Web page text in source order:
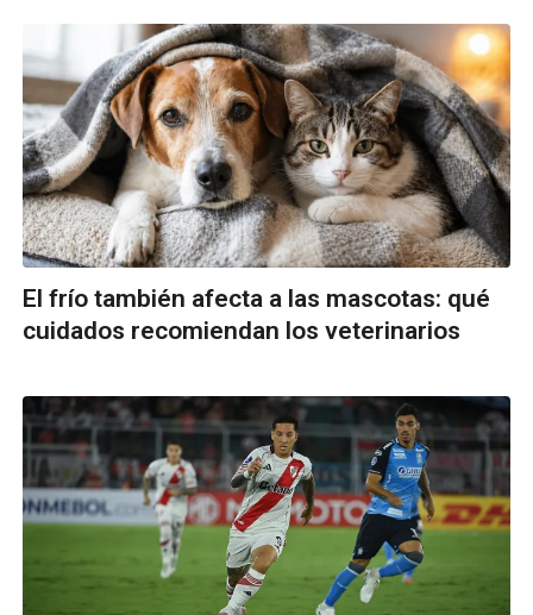
El frío también afecta a las mascotas: qué
cuidados recomiendan los veterinarios